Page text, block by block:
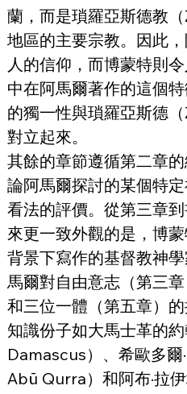
蘭，而是瑣羅亞斯德教
地區的主要宗教。因此
人的信仰，而博蒙特則
中在阿馬爾著作的這個
的獨一性與瑣羅亞斯德
對立起來。
其餘的章節遵循第二章
論阿馬爾探討的某個特
看法的評價。從第三章
來更一致外觀的是，博
背景下寫作的基督教神
馬爾對自由意志（第三章
和三位一體（第五章）
知識份子如大馬士革的
Damascus）、希歐多爾
Abū Qurra）和阿布·拉